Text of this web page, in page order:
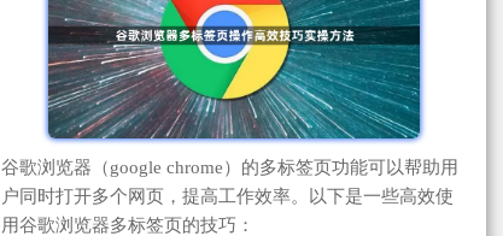
谷歌浏览器（google chrome）的多标签页功能可以帮助用
户同时打开多个网页，提高工作效率。以下是一些高效使
用谷歌浏览器多标签页的技巧：